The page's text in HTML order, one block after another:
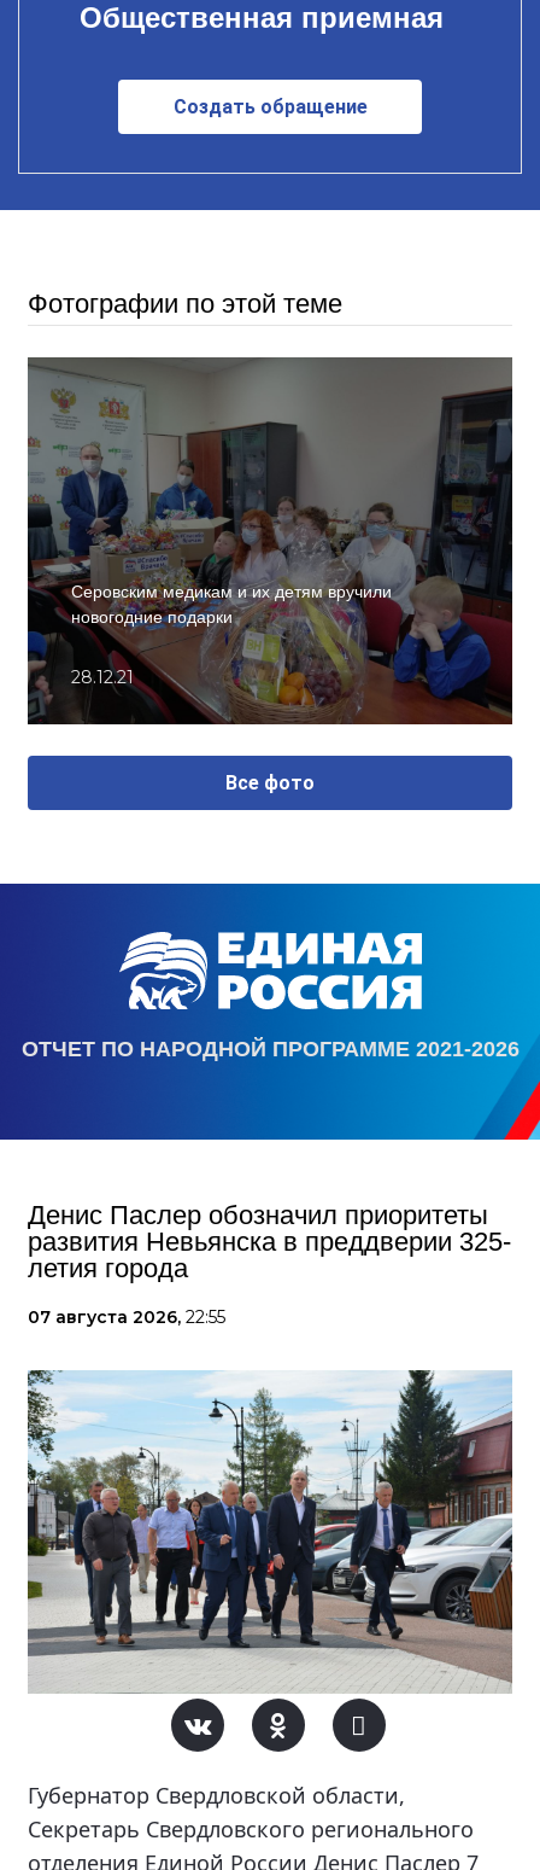
Общественная приемная
Создать обращение
Фотографии по этой теме
Серовским медикам и их детям вручили
новогодние подарки
28.12.21
Все фото
ОТЧЕТ ПО НАРОДНОЙ ПРОГРАММЕ 2021-2026
Денис Паслер обозначил приоритеты
развития Невьянска в преддверии 325-
летия города
07 августа 2026, 22:55
Губернатор Свердловской области,
Секретарь Свердловского регионального
отделения Единой России Денис Паслер 7